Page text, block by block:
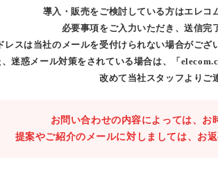
導入・販売をご検討している方はエレ
必要事項をご入力いただき、送信完
レスは当社のメールを受付けられない場合がご
、迷惑メール対策をされている場合は、「
改めて当社スタッフよりご
お問い合わせの内容によっては、お
提案やご紹介のメールに対しましては、お